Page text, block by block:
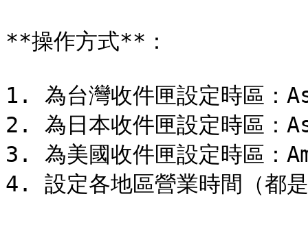
**操作方式**：
1. 為台灣收件匣設定時區
2. 為日本收件匣設定時區
3. 為美國收件匣設定時區
4. 設定各地區營業時間（